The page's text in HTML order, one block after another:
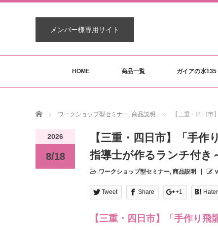
メンバー様専用サイト
HOME 商品一覧 ガイアの水135
Home ワークショップ型セミナー, 商品説明 【三重・四日
2026
8/18
【三重・四日市】「手
指導士が作るランチ付き
ワークショップ型セミナー, 商品説明
Tweet Share +1
【三重・四日市】「手作り